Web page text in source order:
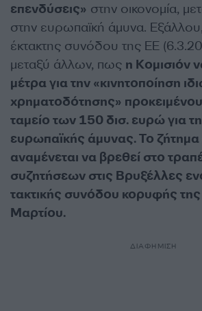
επενδύσεις» στην οικονομία,
στην ευρωπαϊκή άμυνα.
έκτακτης συνόδου της ΕΕ
μεταξύ άλλων, πως η Κομισιόν
μέτρα για την «κινητοποίηση
χρηματοδότησης» προκειμένου
ταμείο των 150 δισ. ευρώ για
ευρωπαϊκής άμυνας. Το ζήτημα
αναμένεται να βρεθεί στο
συζητήσεων στις Βρυξέλλες
τακτικής συνόδου κορυφής
Μαρτίου.
ΔΙΑΦΗΜΙΣΗ